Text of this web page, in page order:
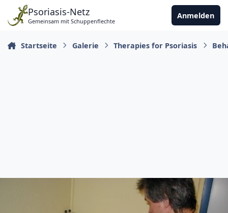
Zu Inhalt springen
Psoriasis-Netz
Gemeinsam mit Schuppenflechte
Anmelden
Startseite Galerie Therapies for Psoriasis